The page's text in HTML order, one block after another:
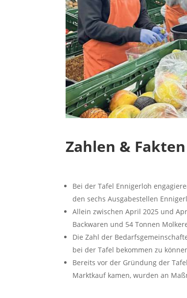
Zahlen & Fakten
Bei der Tafel Ennigerloh
den sechs Ausgabestellen
Allein zwischen April 2025 und
Backwaren und 54 Tonnen
Die Zahl der
bei der Tafel bekommen zu
Bereits vor der Gründung der
Marktkauf kamen, wurden an